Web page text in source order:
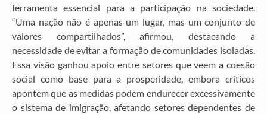
ferramenta essencial para a participação na sociedade.
“Uma nação não é apenas um lugar, mas um conjunto de
valores compartilhados”, afirmou, destacando a
necessidade de evitar a formação de comunidades isoladas.
Essa visão ganhou apoio entre setores que veem a coesão
social como base para a prosperidade, embora críticos
apontem que as medidas podem endurecer excessivamente
o sistema de imigração, afetando setores dependentes de